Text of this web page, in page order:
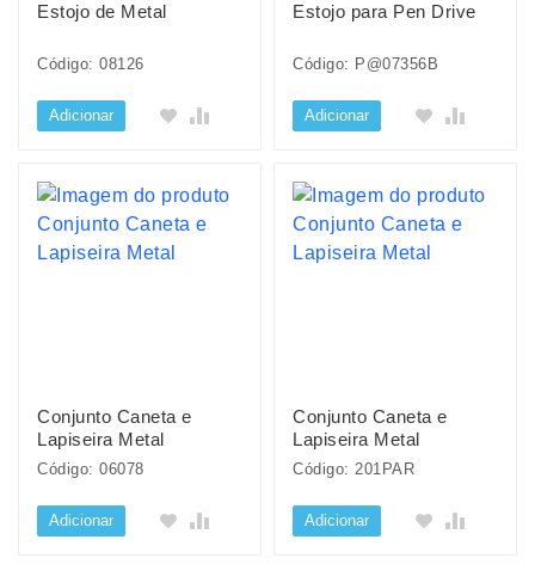
Estojo de Metal
Código: 08126
Adicionar
Estojo para Pen Drive
Código: P@07356B
Adicionar
Conjunto Caneta e
Lapiseira Metal
Código: 06078
Adicionar
Conjunto Caneta e
Lapiseira Metal
Código: 201PAR
Adicionar